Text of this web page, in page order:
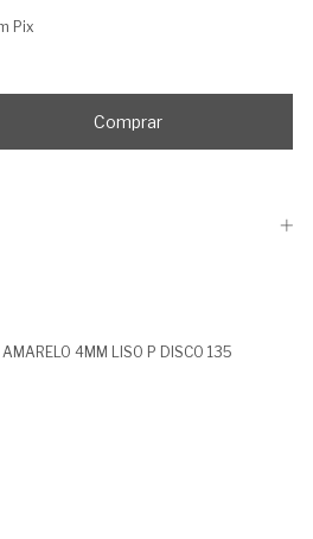
Pix
4MM LISO P DISCO 135